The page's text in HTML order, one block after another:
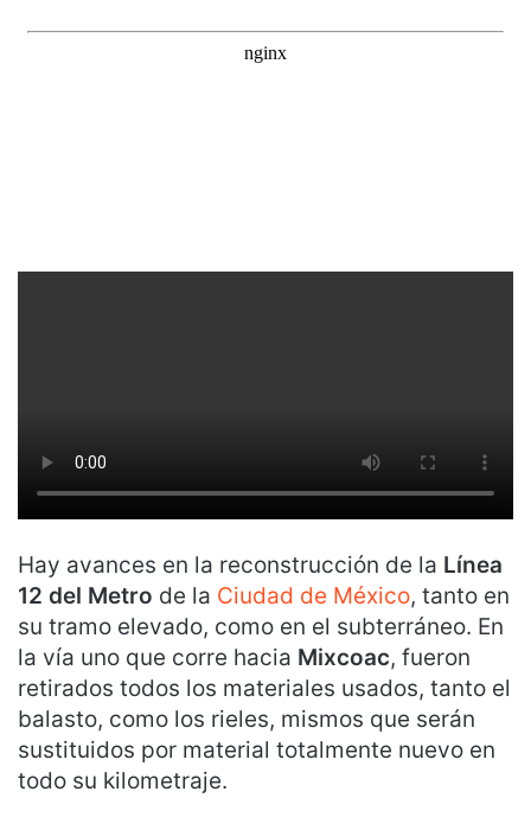
Hay avances en la reconstrucción de la Línea
12 del Metro de la Ciudad de México, tanto en
su tramo elevado, como en el subterráneo. En
la vía uno que corre hacia Mixcoac, fueron
retirados todos los materiales usados, tanto el
balasto, como los rieles, mismos que serán
sustituidos por material totalmente nuevo en
todo su kilometraje.